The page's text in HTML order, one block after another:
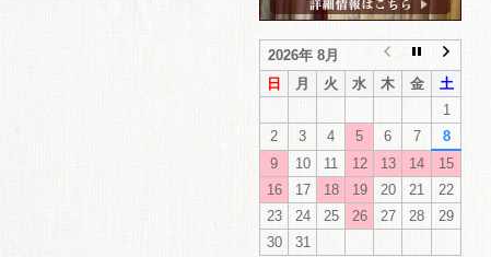
2026年 8月
日
月 火 水 木 金
土
1
2
3 4 5 6 7
8
9
10 11 12 13 14
15
16
17 18 19 20 21
22
23
24 25 26 27 28
29
30
31